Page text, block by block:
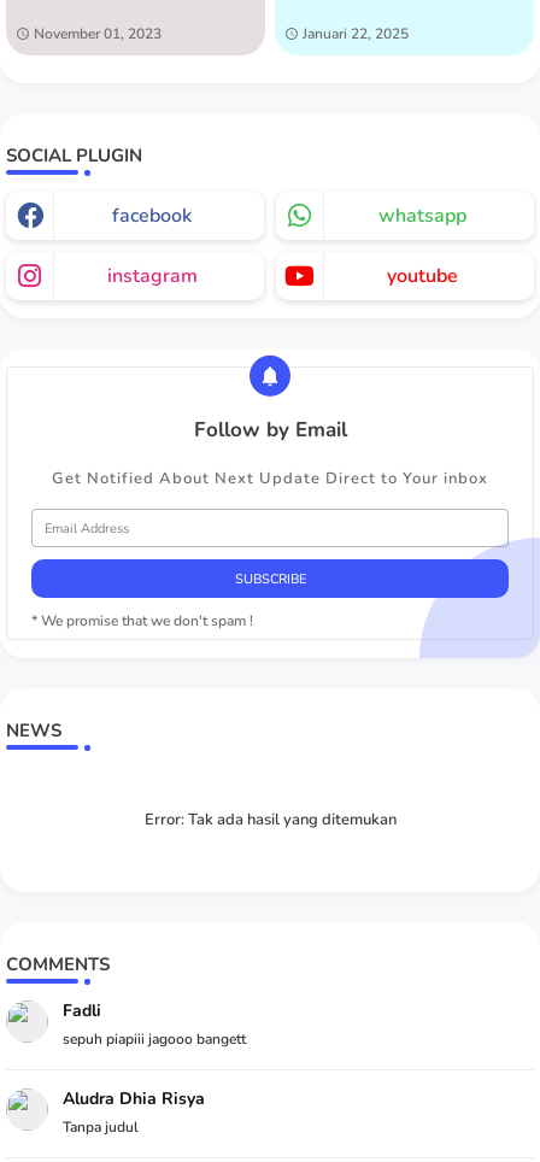
November 01, 2023 Januari 22, 2025
SOCIAL PLUGIN
facebook whatsapp
instagram youtube
Follow by Email
Get Notified About Next Update Direct to Your inbox
* We promise that we don't spam !
NEWS
Error:Tak ada hasil yang ditemukan
COMMENTS
Fadli
sepuh piapiii jagooo bangett
Aludra Dhia Risya
Tanpa judul